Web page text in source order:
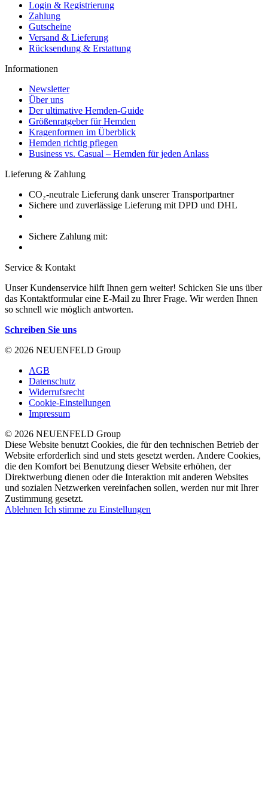
Login & Registrierung
Zahlung
Gutscheine
Versand & Lieferung
Rücksendung & Erstattung
Informationen
Newsletter
Über uns
Der ultimative Hemden-Guide
Größenratgeber für Hemden
Kragenformen im Überblick
Hemden richtig pflegen
Business vs. Casual – Hemden für jeden Anlass
Lieferung & Zahlung
CO₂-neutrale Lieferung dank unserer Transportpartner
Sichere und zuverlässige Lieferung mit DPD und DHL
Sichere Zahlung mit:
Service & Kontakt
Unser Kundenservice hilft Ihnen gern weiter! Schicken Sie uns über
das Kontaktformular eine E-Mail zu Ihrer Frage. Wir werden Ihnen
so schnell wie möglich antworten.
Schreiben Sie uns
© 2026 NEUENFELD Group
AGB
Datenschutz
Widerrufsrecht
Cookie-Einstellungen
Impressum
© 2026 NEUENFELD Group
Diese Website benutzt Cookies, die für den technischen Betrieb der
Website erforderlich sind und stets gesetzt werden. Andere Cookies,
die den Komfort bei Benutzung dieser Website erhöhen, der
Direktwerbung dienen oder die Interaktion mit anderen Websites
und sozialen Netzwerken vereinfachen sollen, werden nur mit Ihrer
Zustimmung gesetzt.
Ablehnen Ich stimme zu Einstellungen